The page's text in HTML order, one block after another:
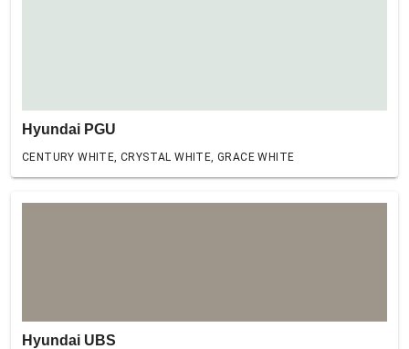
Hyundai PGU
CENTURY WHITE, CRYSTAL WHITE, GRACE WHITE
Hyundai UBS